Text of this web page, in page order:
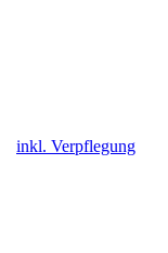
inkl. Verpflegung